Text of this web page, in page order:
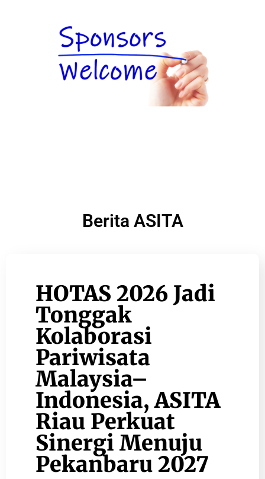
Berita ASITA
HOTAS 2026 Jadi
Tonggak
Kolaborasi
Pariwisata
Malaysia–
Indonesia, ASITA
Riau Perkuat
Sinergi Menuju
Pekanbaru 2027